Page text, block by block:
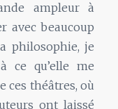
ampleur à
avec beaucoup
philosophie, je
ce qu’elle me
ces théâtres, où
ont laissé